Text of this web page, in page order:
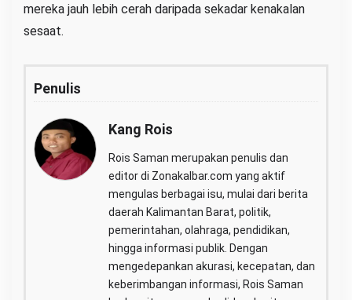
mereka jauh lebih cerah daripada sekadar kenakalan
sesaat.
Penulis
Kang Rois
Rois Saman merupakan penulis dan
editor di Zonakalbar.com yang aktif
mengulas berbagai isu, mulai dari berita
daerah Kalimantan Barat, politik,
pemerintahan, olahraga, pendidikan,
hingga informasi publik. Dengan
mengedepankan akurasi, kecepatan, dan
keberimbangan informasi, Rois Saman